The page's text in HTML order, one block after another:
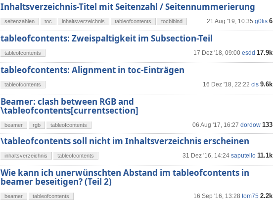
Inhaltsverzeichnis-Titel mit Seitenzahl / Seitennummerierung
21 Aug '19, 10:35 g0lis 6
seitenzahlen toc inhaltsverzeichnis tableofcontents tocbibind
tableofcontents: Zweispaltigkeit im Subsection-Teil
17 Dez '18, 09:00 esdd 17.9k
tableofcontents
tableofcontents: Alignment in toc-Einträgen
16 Dez '18, 22:22 cis 9.6k
tableofcontents
Beamer: clash between RGB and
\tableofcontents[currentsection]
06 Aug '17, 16:27 dordow 133
beamer rgb tableofcontents
\tableofcontents soll nicht im Inhaltsverzeichnis erscheinen
31 Dez '16, 14:24 saputello 11.1k
inhaltsverzeichnis tableofcontents
Wie kann ich unerwünschten Abstand im tableofcontents in
beamer beseitigen? (Teil 2)
16 Sep '16, 13:28 tom75 2.2k
beamer tableofcontents